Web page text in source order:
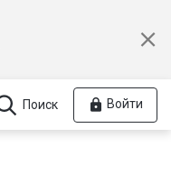
Поиск Войти